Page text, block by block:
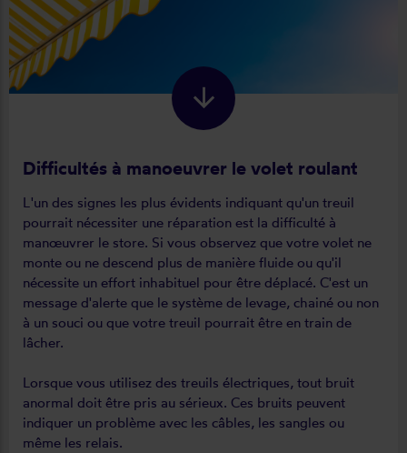
Difficultés à manoeuvrer le volet roulant
L'un des signes les plus évidents indiquant qu'un treuil
pourrait nécessiter une réparation est la difficulté à
manœuvrer le store. Si vous observez que votre volet ne
monte ou ne descend plus de manière fluide ou qu'il
nécessite un effort inhabituel pour être déplacé. C'est un
message d'alerte que le système de levage, chainé ou non
à un souci ou que votre treuil pourrait être en train de
lâcher.
Lorsque vous utilisez des treuils électriques, tout bruit
anormal doit être pris au sérieux. Ces bruits peuvent
indiquer un problème avec les câbles, les sangles ou
même les relais.